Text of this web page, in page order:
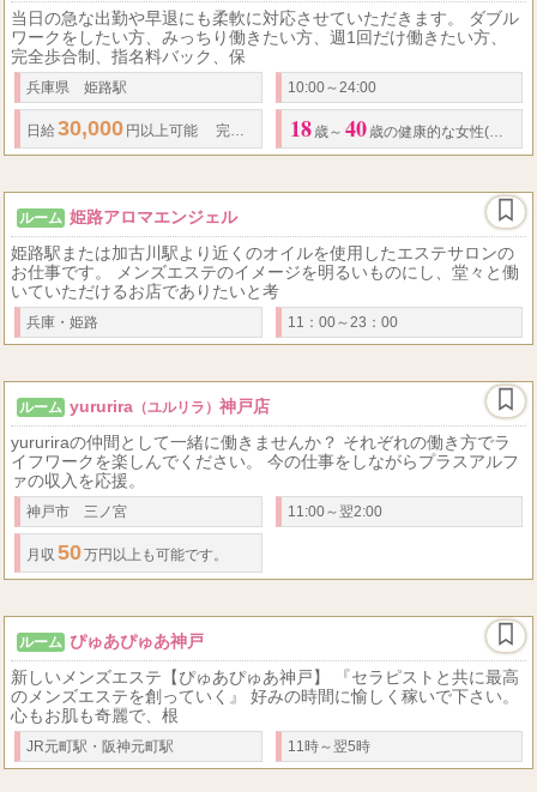
当日の急な出勤や早退にも柔軟に対応させていただきます。 ダブル
ワークをしたい方、みっちり働きたい方、週1回だけ働きたい方、
完全歩合制、指名料バック、保
兵庫県 姫路駅 10:00～24:00
日給 30,000 円以上可能 完全歩合制 指名料バック 保証制度あり 原則全額 18 歳～ 40 歳の健康的な女性(高校生不可)
ルーム 姫路アロマエンジェル
姫路駅または加古川駅より近くのオイルを使用したエステサロンの
お仕事です。 メンズエステのイメージを明るいものにし、堂々と働
いていただけるお店でありたいと考
兵庫・姫路 11：00～23：00
ルーム yururira （ユルリラ） 神戸店
yururiraの仲間として一緒に働きませんか？ それぞれの働き方でラ
イフワークを楽しんでください。 今の仕事をしながらプラスアルフ
ァの収入を応援。
神戸市 三ノ宮 11:00～翌2:00
月収 50万円以上も可能です。
ルーム ぴゅあぴゅあ神戸
新しいメンズエステ【ぴゅあぴゅあ神戸】 『セラピストと共に最高
のメンズエステを創っていく』 好みの時間に愉しく稼いで下さい。
心もお肌も奇麗で、根
JR元町駅・阪神元町駅 11時～翌5時